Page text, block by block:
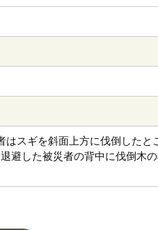
スギを斜面上方に伐倒したと
避した被災者の背中に伐倒木